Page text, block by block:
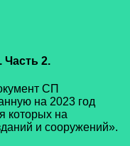
Часть 2.
СП
на 2023 год
которых на
и сооружений».